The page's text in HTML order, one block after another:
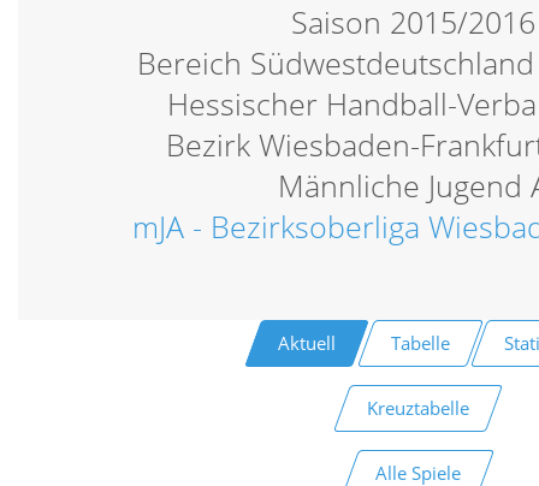
Saison 2015/2016
Bereich Südwestdeutschland
Hessischer Handball-
Bezirk Wiesbaden-
Männliche Jugend
mJA - Bezirksoberliga
Aktuell Tabelle
Kreuztabelle
Alle Spiele